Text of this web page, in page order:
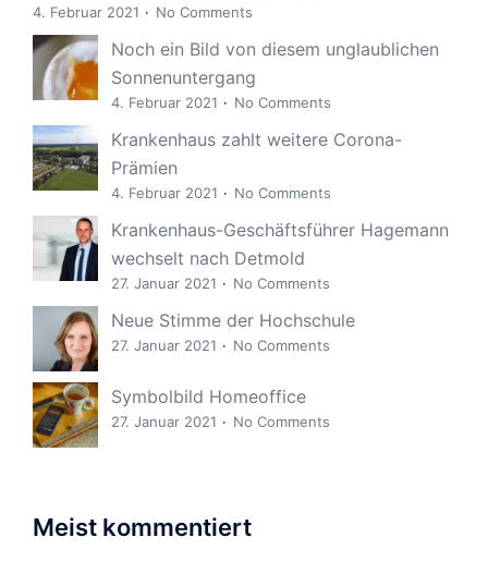
4. Februar 2021 No Comments
Noch ein Bild von diesem unglaublichen
Sonnenuntergang
4. Februar 2021 No Comments
Krankenhaus zahlt weitere Corona-
Prämien
4. Februar 2021 No Comments
Krankenhaus-Geschäftsführer Hagemann
wechselt nach Detmold
27. Januar 2021 No Comments
Neue Stimme der Hochschule
27. Januar 2021 No Comments
Symbolbild Homeoffice
27. Januar 2021 No Comments
Meist kommentiert